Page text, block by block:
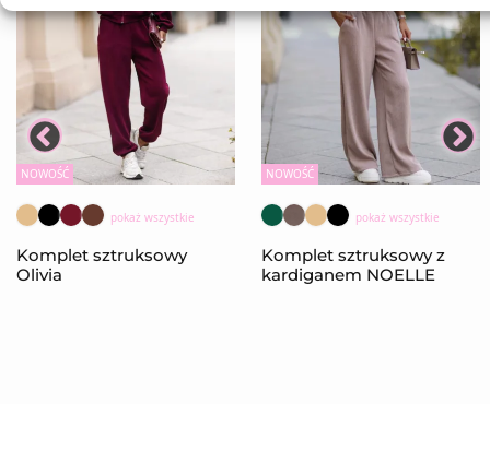
NOWOŚĆ
pokaż wszystkie
Komplet sztruksowy
Olivia
NOWOŚĆ
pokaż wszystkie
Komplet sztruksowy z
kardiganem NOELLE